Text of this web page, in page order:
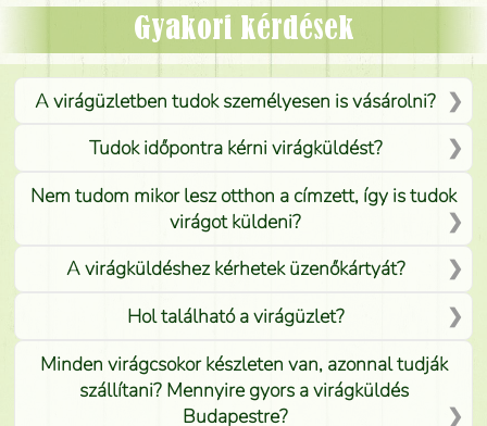
Mónika
Gyakori kérdések
A virágüzletben tudok személyesen is vásárolni?
Tudok időpontra kérni virágküldést?
Nem tudom mikor lesz otthon a címzett, így is tudok
virágot küldeni?
A virágküldéshez kérhetek üzenőkártyát?
Hol található a virágüzlet?
Minden virágcsokor készleten van, azonnal tudják
szállítani? Mennyire gyors a virágküldés
Budapestre?